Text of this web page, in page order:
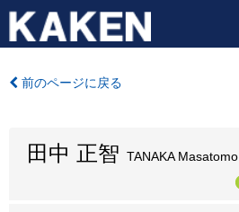
前のページに戻る
田中 正智 TANAKA Masatomo